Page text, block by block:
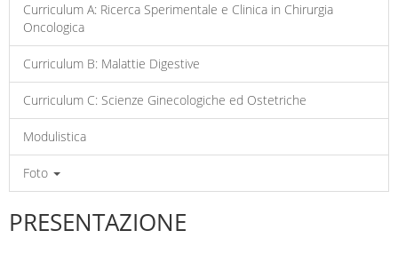
Curriculum A: Ricerca Sperimentale e Clinica in Chirurgia
Oncologica
Curriculum B: Malattie Digestive
Curriculum C: Scienze Ginecologiche ed Ostetriche
Modulistica
Foto
PRESENTAZIONE